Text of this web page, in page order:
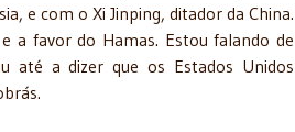
e com o Xi Jinping, ditador da China.
a favor do Hamas. Estou falando de
até a dizer que os Estados Unidos